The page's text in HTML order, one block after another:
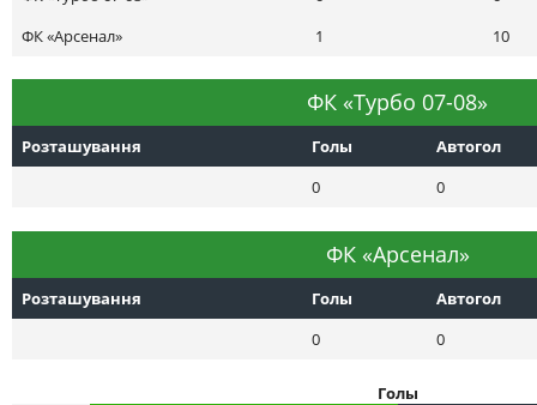
ФК «Арсенал»
1 10
ФК «Турбо 07-08»
Розташування Голы
Автогол
0
0
ФК «Арсенал»
Розташування Голы
Автогол
0
0
Голы